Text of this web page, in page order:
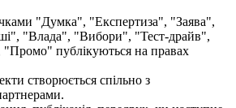
"Думка", "Експертиза", "Заява",
"Влада", "Вибори", "Тест-драйв",
публікуються на правах
створюється спільно з